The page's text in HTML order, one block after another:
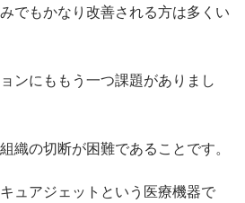
でもかなり改善される方は多くい
ンにももう一つ課題がありまし
織の切断が困難であることです。
ュアジェットという医療機器で